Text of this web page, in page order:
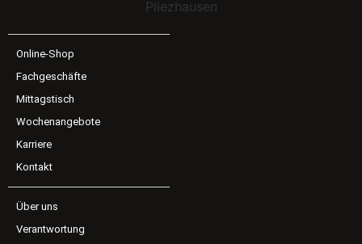
Online-Shop
Fachgeschäfte
Mittagstisch
Wochenangebote
Karriere
Kontakt
Über uns
Verantwortung